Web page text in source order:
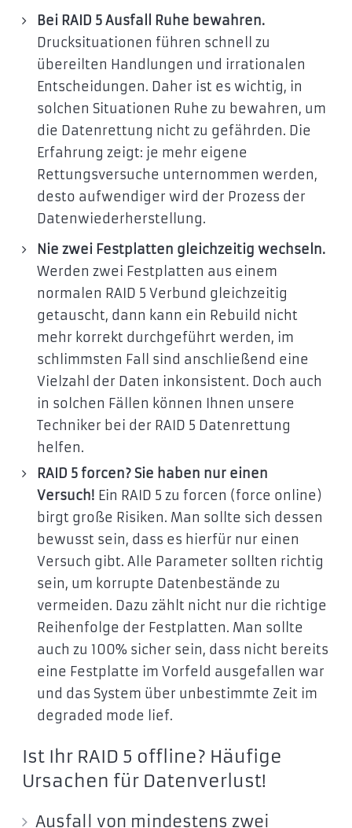
Bei RAID 5 Ausfall Ruhe bewahren.
Drucksituationen führen schnell zu
übereilten Handlungen und irrationalen
Entscheidungen. Daher ist es wichtig, in
solchen Situationen Ruhe zu bewahren, um
die Datenrettung nicht zu gefährden. Die
Erfahrung zeigt: je mehr eigene
Rettungsversuche unternommen werden,
desto aufwendiger wird der Prozess der
Datenwiederherstellung.
Nie zwei Festplatten gleichzeitig wechseln.
Werden zwei Festplatten aus einem
normalen RAID 5 Verbund gleichzeitig
getauscht, dann kann ein Rebuild nicht
mehr korrekt durchgeführt werden, im
schlimmsten Fall sind anschließend eine
Vielzahl der Daten inkonsistent. Doch auch
in solchen Fällen können Ihnen unsere
Techniker bei der RAID 5 Datenrettung
helfen.
RAID 5 forcen? Sie haben nur einen
Versuch! Ein RAID 5 zu forcen (force online)
birgt große Risiken. Man sollte sich dessen
bewusst sein, dass es hierfür nur einen
Versuch gibt. Alle Parameter sollten richtig
sein, um korrupte Datenbestände zu
vermeiden. Dazu zählt nicht nur die richtige
Reihenfolge der Festplatten. Man sollte
auch zu 100% sicher sein, dass nicht bereits
eine Festplatte im Vorfeld ausgefallen war
und das System über unbestimmte Zeit im
degraded mode lief.
Ist Ihr RAID 5 offline? Häufige
Ursachen für Datenverlust!
Ausfall von mindestens zwei